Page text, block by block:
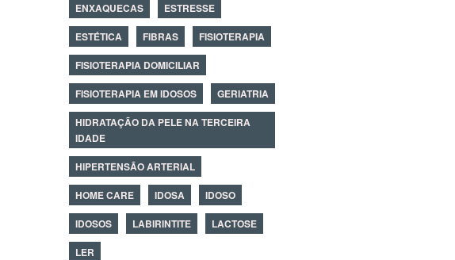
ENXAQUECAS
ESTRESSE
ESTÉTICA
FIBRAS
FISIOTERAPIA
FISIOTERAPIA DOMICILIAR
FISIOTERAPIA EM IDOSOS
GERIATRIA
HIDRATAÇÃO DA PELE NA TERCEIRA
IDADE
HIPERTENSÃO ARTERIAL
HOME CARE
IDOSA
IDOSO
IDOSOS
LABIRINTITE
LACTOSE
LER